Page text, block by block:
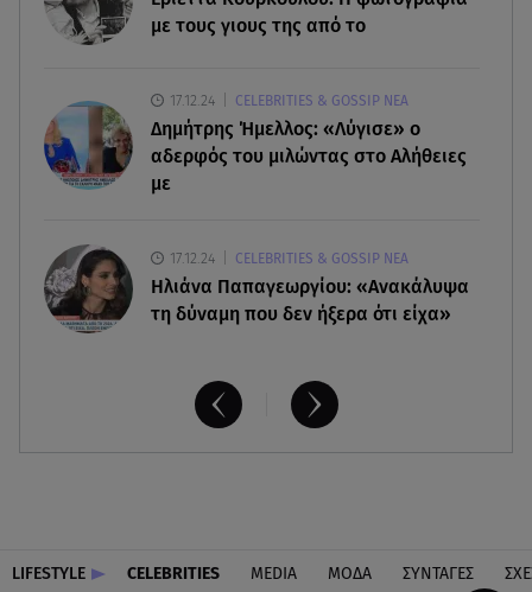
«Ζαμπόν» και του Σκαφτούρου
Μαριαλένα Ρουμελιώτη: Δύο -υπέροχοι- μήνες
τον γιο της
με τους γιους της από το
17.12.24 CELEBRITIES & GOSSIP ΝΕΑ
Δημήτρης Ήμελλος: «Λύγισε» ο
αδερφός του μιλώντας στο Αλήθειες
με
17.12.24 CELEBRITIES & GOSSIP ΝΕΑ
Ηλιάνα Παπαγεωργίου: «Ανακάλυψα
τη δύναμη που δεν ήξερα ότι είχα»
LIFESTYLE CELEBRITIES MEDIA ΜΟΔΑ ΣΥΝΤΑΓΕΣ